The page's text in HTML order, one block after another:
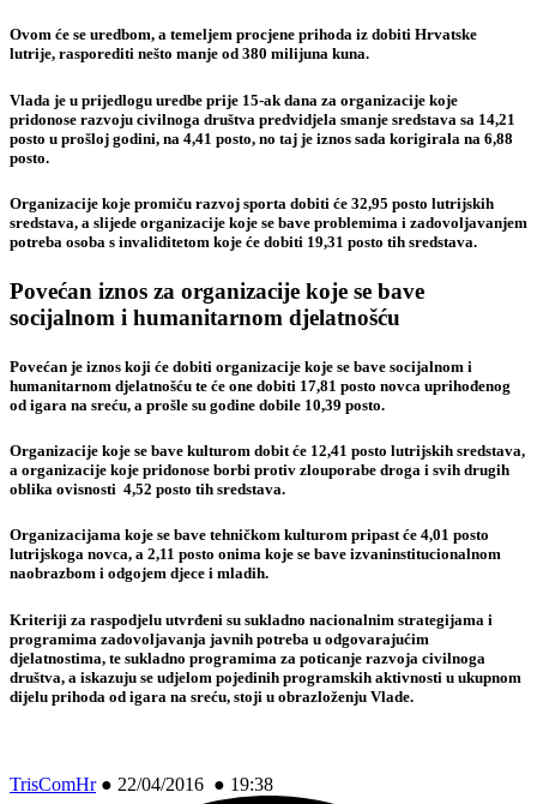
Ovom će se uredbom, a temeljem procjene prihoda iz dobiti Hrvatske
lutrije, rasporediti nešto manje od 380 milijuna kuna.
Vlada je u prijedlogu uredbe prije 15-ak dana za organizacije koje
pridonose razvoju civilnoga društva predvidjela smanje sredstava sa 14,21
posto u prošloj godini, na 4,41 posto, no taj je iznos sada korigirala na 6,88
posto.
Organizacije koje promiču razvoj sporta dobiti će 32,95 posto lutrijskih
sredstava, a slijede organizacije koje se bave problemima i zadovoljavanjem
potreba osoba s invaliditetom koje će dobiti 19,31 posto tih sredstava.
Povećan iznos za organizacije koje se bave
socijalnom i humanitarnom djelatnošću
Povećan je iznos koji će dobiti organizacije koje se bave socijalnom i
humanitarnom djelatnošću te će one dobiti 17,81 posto novca uprihođenog
od igara na sreću, a prošle su godine dobile 10,39 posto.
Organizacije koje se bave kulturom dobit će 12,41 posto lutrijskih sredstava,
a organizacije koje pridonose borbi protiv zlouporabe droga i svih drugih
oblika ovisnosti 4,52 posto tih sredstava.
Organizacijama koje se bave tehničkom kulturom pripast će 4,01 posto
lutrijskoga novca, a 2,11 posto onima koje se bave izvaninstitucionalnom
naobrazbom i odgojem djece i mladih.
Kriteriji za raspodjelu utvrđeni su sukladno nacionalnim strategijama i
programima zadovoljavanja javnih potreba u odgovarajućim
djelatnostima, te sukladno programima za poticanje razvoja civilnoga
društva, a iskazuju se udjelom pojedinih programskih aktivnosti u ukupnom
dijelu prihoda od igara na sreću, stoji u obrazloženju Vlade.
TrisComHr● 22/04/2016 ● 19:38